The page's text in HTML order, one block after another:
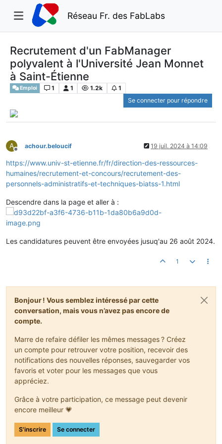
Réseau Fr. des FabLabs
Recrutement d'un FabManager
polyvalent à l'Université Jean Monnet
à Saint-Étienne
Emploi 1 1 1.2k
1
Se connecter pour répondre
A
Hors-ligne
achour.beloucif 19 juil. 2024 à 14:09
https://www.univ-st-etienne.fr/fr/direction-des-ressources-
humaines/recrutement-et-concours/recrutement-des-
personnels-administratifs-et-techniques-biatss-1.html
Descendre dans la page et aller à :
Les candidatures peuvent être envoyées jusuq'au 26 août 2024.
1
Bonjour ! Vous semblez intéressé par cette
conversation, mais vous n’avez pas encore de
compte.
Marre de refaire défiler les mêmes messages ? Créez
un compte pour retrouver votre position, recevoir des
notifications des nouvelles réponses, sauvegarder vos
favoris et voter pour les messages que vous
appréciez.
Grâce à votre participation, ce message peut devenir
encore meilleur 💗
S'inscrire Se connecter